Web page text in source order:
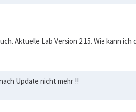
Aktuelle Lab Version 2.15. Wie kann
Update nicht mehr !!